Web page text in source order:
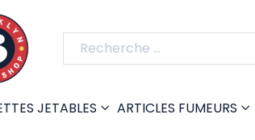
JETABLES ARTICLES FUMEURS